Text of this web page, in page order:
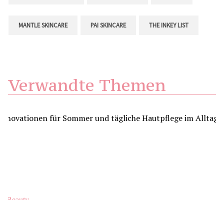
MANTLE SKINCARE PAI SKINCARE THE INKEY LIST
Verwandte Themen